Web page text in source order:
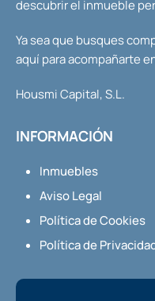
descubrir el inmueble
Ya sea que busques
aquí para acompañarte
Housmi Capital, S.L.
INFORMACIÓN
Inmuebles
Aviso Legal
Política de Cookies
Política de